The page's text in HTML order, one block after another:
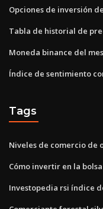
Opciones de inversión
Tabla de historial de
Moneda binance del
Índice de sentimiento
Tags
Niveles de comercio de
Cómo invertir en la
Investopedia rsi índice